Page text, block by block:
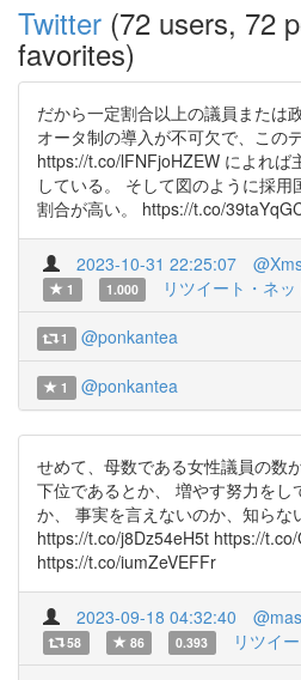
Twitter (72 users, 72
favorites)
だから一定割合以上の議員または
オータ制の導入が不可欠で、この
https://t.co/lFNFjoHZEW によれば
している。 そして図のように採
割合が高い。 https://t.co/
2023-10-31 22:25:07
1
1.000 リツイート・ネ
1 @ponkantea
1 @ponkantea
せめて、母数である女性議員の数
下位であるとか、 増やす努力をし
か、 事実を言えないのか、知らな
https://t.co/j8Dz54eH5t https://
https://t.co/iumZeVEFFr
2023-09-18 04:32:40
58 86 0.393 リツイ